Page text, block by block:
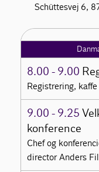
Schüttesvej 6,
8.00 - 9.00
Registrering, kaffe
9.00 - 9.25
konference
Chef og
director Anders